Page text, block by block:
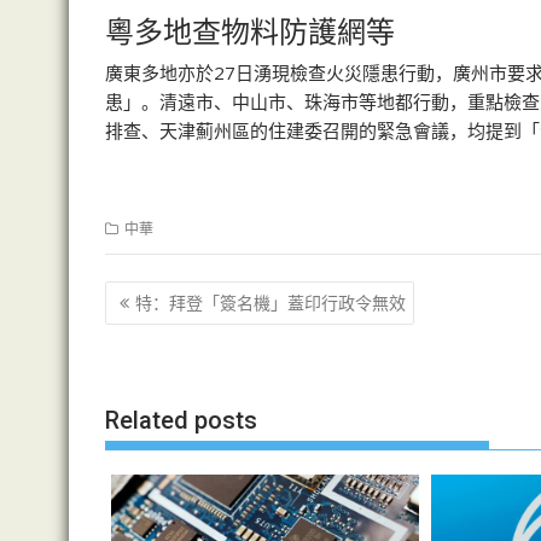
粵多地查物料防護網等
廣東多地亦於27日湧現檢查火災隱患行動，廣州市要
患」。清遠市、中山市、珠海市等地都行動，重點檢
排查、天津薊州區的住建委召開的緊急會議，均提到
中華
文
章
特：拜登「簽名機」蓋印行政令無效
Related posts